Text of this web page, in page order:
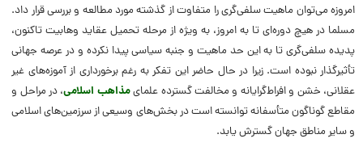
امروزه می‌توان ماهیت سلفی‌گری را متفاوت از گذشته مورد مطالعه و بررسی قرار داد.
مسلما در هیچ دوره‌ای تا به امروز، به ویژه از مرحله تحمیل عقاید وهابیت تاکنون،
پدیده سلفی‌گری تا به این حد ماهیت و جنبه سیاسی پیدا نکرده و در عرصه جهانی
تأثیرگذار نبوده است. زیرا در حال حاضر این تفکر به رغم برخورداری از آموزه‌های غیر
عقلانی، خشن و افراط‌گرایانه و مخالفت گسترده علمایمذاهب اسلامی، در مراحل و
مقاطع گوناگون متأسفانه توانسته است در بخش‌های وسیعی از سرزمین‌های اسلامی
و سایر مناطق جهان گسترش یابد.